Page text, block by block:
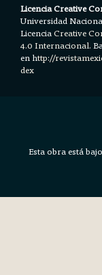
Licencia Creative
Universidad
LicenciaCreative
4.0 Internacional.
en http://
dex
Esta obra está